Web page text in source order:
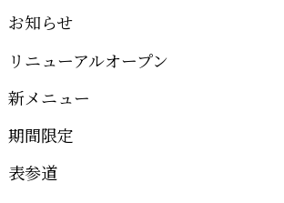
お知らせ
リニューアルオープン
新メニュー
期間限定
表参道